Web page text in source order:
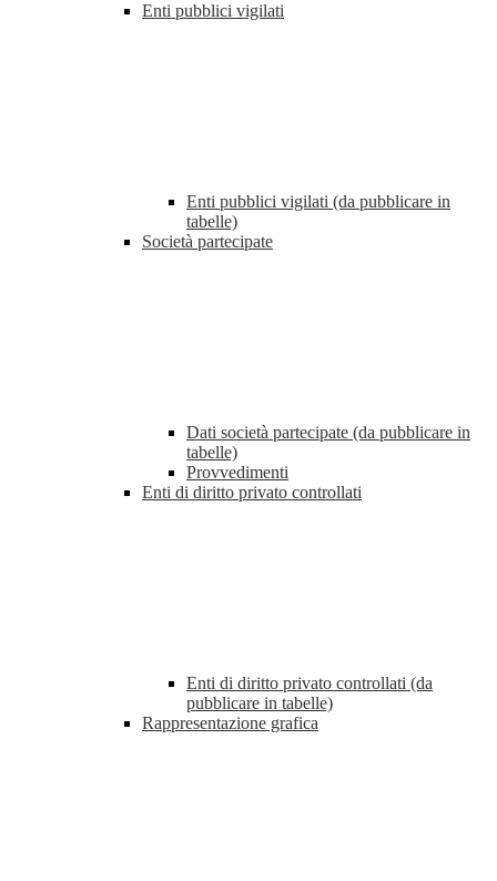
Enti pubblici vigilati
Enti pubblici vigilati (da pubblicare in
tabelle)
Società partecipate
Dati società partecipate (da pubblicare in
tabelle)
Provvedimenti
Enti di diritto privato controllati
Enti di diritto privato controllati (da
pubblicare in tabelle)
Rappresentazione grafica